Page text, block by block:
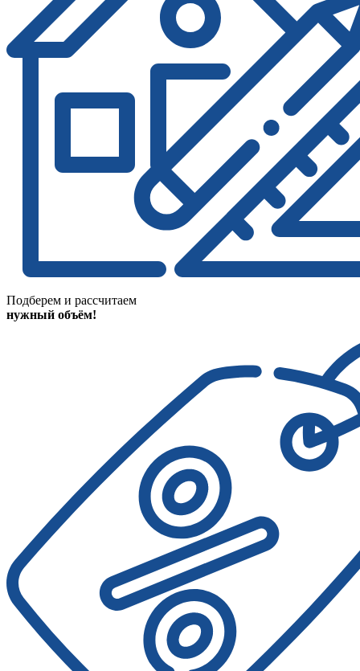
Подберем и рассчитаем
нужный объём!